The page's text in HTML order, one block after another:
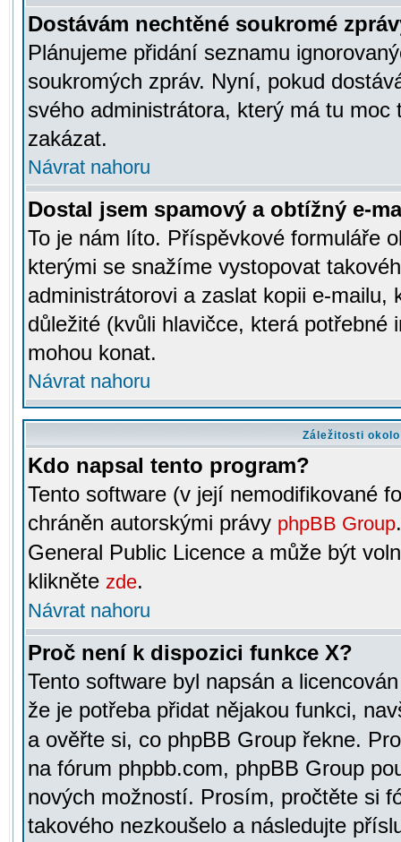
Dostávám nechtěné soukromé
Plánujeme přidání seznamu
soukromých zpráv. Nyní, pokud
svého administrátora, který má tu
zakázat.
Návrat nahoru
Dostal jsem spamový a obtížný e-
To je nám líto. Příspěvkové formuláře
kterými se snažíme vystopovat
administrátorovi a zaslat kopii e-mailu,
důležité (kvůli hlavičce, která potřebné
mohou konat.
Návrat nahoru
Záležitosti
Kdo napsal tento program?
Tento software (v její nemodifikované
chráněn autorskými právy phpBB Group
General Public Licence a může být
klikněte zde.
Návrat nahoru
Proč není k dispozici funkce X?
Tento software byl napsán a
že je potřeba přidat nějakou funkci,
a ověřte si, co phpBB Group řekne.
na fórum phpbb.com, phpBB Group
nových možností. Prosím, pročtěte si
takového nezkoušelo a následujte